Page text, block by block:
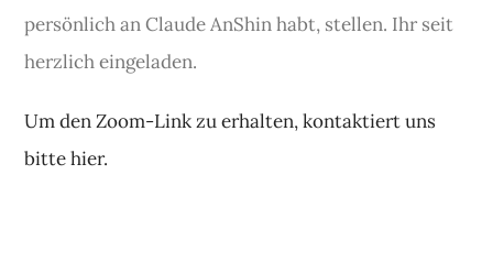
persönlich an Claude AnShin habt, stellen. Ihr seit
herzlich eingeladen.
Um den Zoom-Link zu erhalten, kontaktiert uns
bitte hier.